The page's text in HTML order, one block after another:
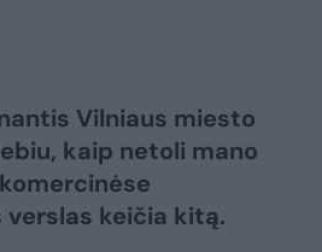
Vilniaus miesto
kaip netoli mano
keičia kitą.